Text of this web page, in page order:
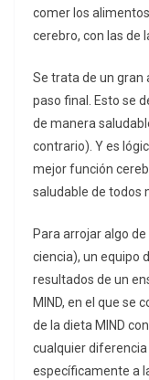
comer los
cerebro, con las de
Se trata de un gran
paso final. Esto se
de manera
contrario). Y es
mejor función
saludable de todos
Para arrojar algo
ciencia), un equipo
resultados de un
MIND, en el que se
de la dieta MIND
cualquier
específicamente a